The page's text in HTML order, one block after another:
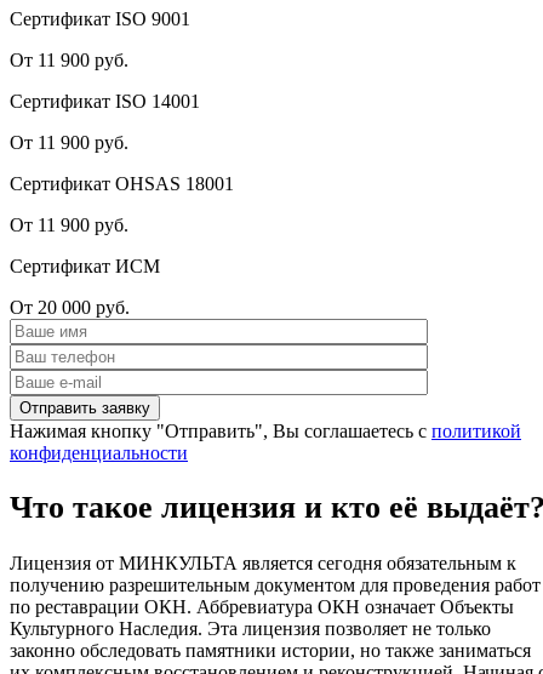
Сертификат ISO 9001
От 11 900 руб.
Сертификат ISO 14001
От 11 900 руб.
Сертификат OHSAS 18001
От 11 900 руб.
Сертификат ИСМ
От 20 000 руб.
Нажимая кнопку "Отправить", Вы соглашаетесь с политикой
конфиденциальности
Что такое лицензия и кто её
Лицензия от МИНКУЛЬТА является сегодня обязательным к
получению разрешительным документом для проведения работ
по реставрации ОКН. Аббревиатура ОКН означает Объекты
Культурного Наследия. Эта лицензия позволяет не только
законно обследовать памятники истории, но также заниматься